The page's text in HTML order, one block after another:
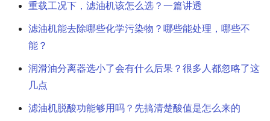
重载工况下，滤油机该怎么选？一篇讲透
滤油机能去除哪些化学污染物？哪些能处理，哪些不
能？
润滑油分离器选小了会有什么后果？很多人都忽略了这
几点
滤油机脱酸功能够用吗？先搞清楚酸值是怎么来的